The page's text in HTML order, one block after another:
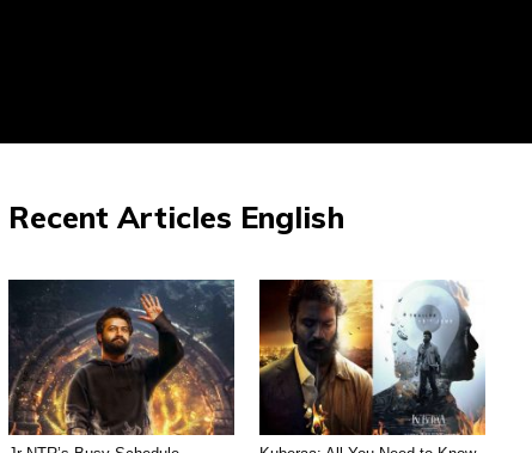
Recent Articles English